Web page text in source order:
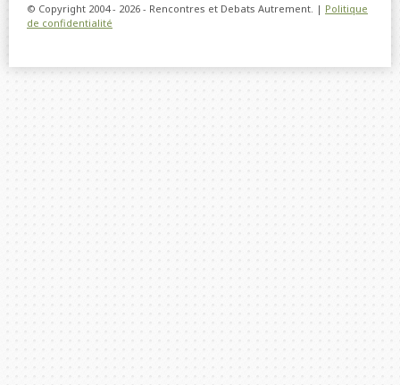
© Copyright 2004 - 2026 - Rencontres et Debats Autrement. | Politique
de confidentialité